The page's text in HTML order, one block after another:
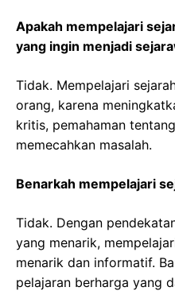
Apakah mempelajari
yang ingin menjadi
Tidak. Mempelajari
orang, karena
kritis, pemahaman
memecahkan masalah.
Benarkah mempelajari
Tidak. Dengan
yang menarik,
menarik dan informatif.
pelajaran berharga yang